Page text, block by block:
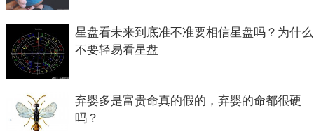
星盘看未来到底准不准要相信星盘吗？为什么
不要轻易看星盘
弃婴多是富贵命真的假的，弃婴的命都很硬
吗？